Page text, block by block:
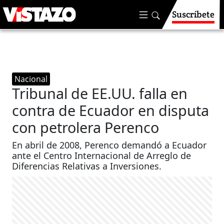
Suscríbete
Nacional
Tribunal de EE.UU. falla en
contra de Ecuador en disputa
con petrolera Perenco
En abril de 2008, Perenco demandó a Ecuador
ante el Centro Internacional de Arreglo de
Diferencias Relativas a Inversiones.